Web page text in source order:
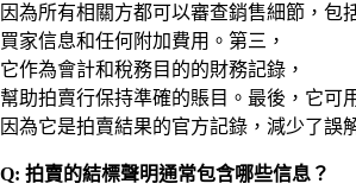
因為所有相關方都可以審查銷售細節，包
買家信息和任何附加費用。第三，
它作為會計和稅務目的的財務記錄，
幫助拍賣行保持準確的賬目。最後，它可
因為它是拍賣結果的官方記錄，減少了誤
Q: 拍賣的結標聲明通常包含哪些信息？